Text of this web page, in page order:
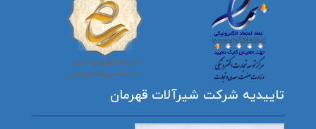
تاییدیه شرکت شیرآلات قهرمان